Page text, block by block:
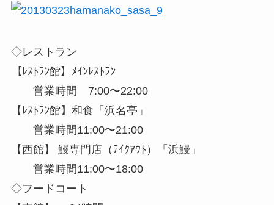
◇レストラン
【ﾚｽﾄﾗﾝ館】ﾒｲﾝﾚｽﾄﾗﾝ
営業時間 7:00〜22:00
【ﾚｽﾄﾗﾝ館】和食「浜名亭」
営業時間11:00〜21:00
【西館】 鰻専門店（ﾃｲｸｱｳﾄ）「浜鰻」
営業時間11:00〜18:00
◇フードコート